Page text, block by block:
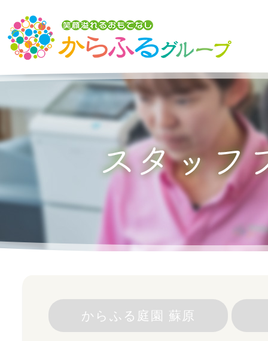
トップ
からふるグループの想い
介護サービスを探す
からふるのサービス
スタッフ紹介
からふる庭園 蘇原